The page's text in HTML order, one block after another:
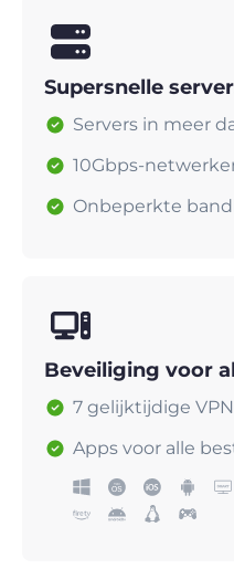
Supersnelle
Servers in meer
10Gbps-
Onbeperkte
Beveiliging voor
7 gelijktijdige
Apps voor alle